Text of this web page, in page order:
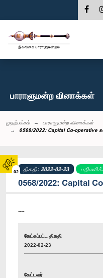
02
பாராளுமன்ற வினாக்கள்
முதற்பக்கம்
பாராளுமன்ற வினாக்கள்
0568/2022: Capital Co-operative
திகதி: 2022-02-23
0568/2022: Capital
----
கேட்கப்பட்ட திகதி
2022-02-23
கேட்டவர்